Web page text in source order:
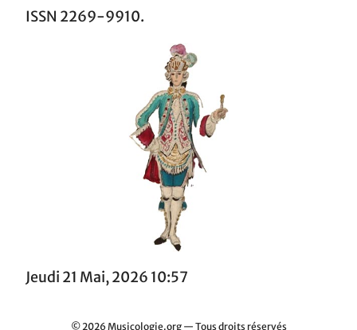
ISSN 2269-9910.
Jeudi 21 Mai, 2026 10:57
© 2026 Musicologie.org — Tous droits réservés